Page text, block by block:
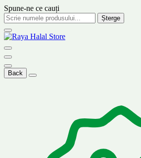
Spune-ne ce cauți
Șterge
Back